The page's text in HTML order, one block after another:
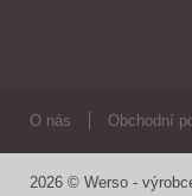
O nás Obchodní
2026 © Werso -